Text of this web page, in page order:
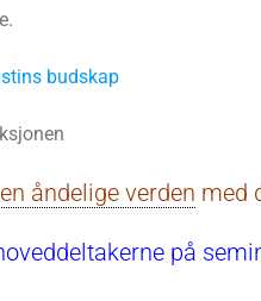
budskap
åndelige verden med
på